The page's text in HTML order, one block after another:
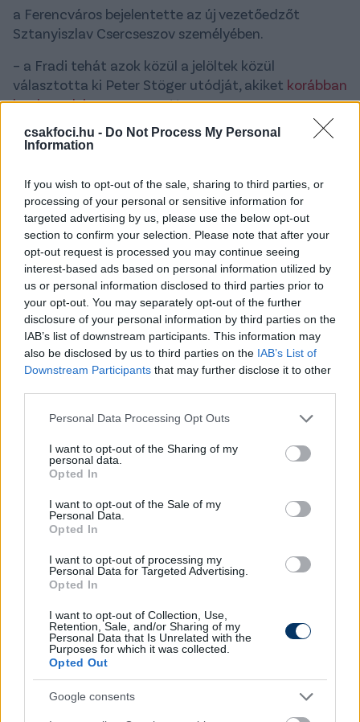
csakfoci.hu - Do Not Process My Personal
Information
If you wish to opt-out of the sale, sharing to third parties, or
processing of your personal or sensitive information for
targeted advertising by us, please use the below opt-out
section to confirm your selection. Please note that after your
opt-out request is processed you may continue seeing
interest-based ads based on personal information utilized by
us or personal information disclosed to third parties prior to
your opt-out. You may separately opt-out of the further
disclosure of your personal information by third parties on the
IAB’s list of downstream participants. This information may
also be disclosed by us to third parties on the IAB’s List of
Downstream Participants that may further disclose it to other
Please note that this website/app uses one or more Google
not limited to your visit or usage behaviour. You may click to
grant or deny consent to Google and its third-party tags to
use your data for below specified purposes in below Google
consent section.
Personal Data Processing Opt Outs
I want to opt-out of the Sharing of my
personal data.
Opted In
I want to opt-out of the Sale of my
Personal Data.
Opted In
I want to opt-out of processing my
Personal Data for Targeted Advertising.
Opted In
I want to opt-out of Collection, Use,
Retention, Sale, and/or Sharing of my
Personal Data that Is Unrelated with the
Purposes for which it was collected.
Opted Out
Google consents
a Ferencváros bejelentette az új vezetőedzőt
Sztanyiszlav Csercseszov személyében.
– a Fradi tehát azok közül a jelöltek közül
választotta ki Peter Stöger utódját, akiket korábban
honlapunk ismegnevezett.
Az 58 éves orosz szakember legutóbb az orosz
válogatottat irányította öt éven keresztül, összesen
a 2018-as világbajnokságon érte el, ahol a
negyeddöntőig vezette a Szbornaját.
Klubedzőként megfordult többek között a lengyel
Legia Warszawánál - aholNikolics Nemanjais a
játékosa volt -, valamint a Dinamo Moszkvánál - itt
Dzsudzsák Balázzsalis dolgozott együtt -, az
Amkar Permnél, a Terek Groznijnál, a Zsemcsuzina
Szocsinál, a Szpartak Moszkvánál és a Wacker
Tirolnál is.
A 2015/16-os szezonban duplázott a varsóiaknál, a
bajnokságot és a Lengyel Kupát is megnyerte.
Olvastad már?
NB I: A Vidi vinné a ZTE egyik
legjobbját - így áll az ügy